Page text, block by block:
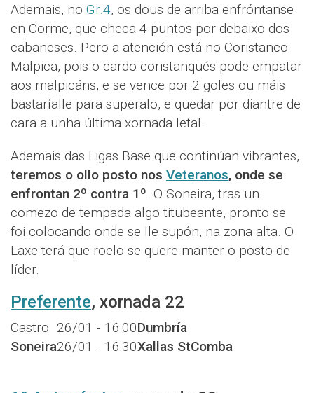
Ademais, no Gr.4, os dous de arriba enfróntanse
en Corme, que checa 4 puntos por debaixo dos
cabaneses. Pero a atención está no Coristanco-
Malpica, pois o cardo coristanqués pode empatar
aos malpicáns, e se vence por 2 goles ou máis
bastaríalle para superalo, e quedar por diantre de
cara a unha última xornada letal.
Ademais das Ligas Base que continúan vibrantes,
teremos o ollo posto nos Veteranos, onde se
enfrontan 2º contra 1º. O Soneira, tras un
comezo de tempada algo titubeante, pronto se
foi colocando onde se lle supón, na zona alta. O
Laxe terá que roelo se quere manter o posto de
líder.
Preferente, xornada 22
Castro 26/01 - 16:00Dumbría
Soneira26/01 - 16:30Xallas StComba